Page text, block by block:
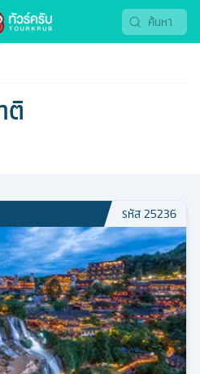
ติ
รหัส25236